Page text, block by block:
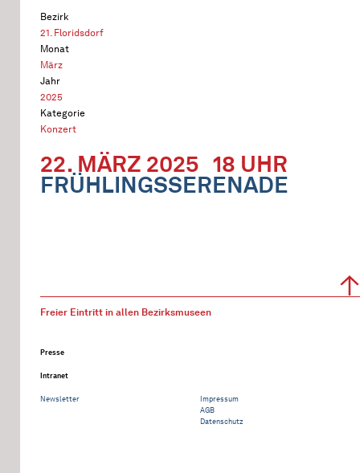
Bezirk
21. Floridsdorf
Monat
März
Jahr
2025
Kategorie
Konzert
22. MÄRZ 2025 18 UHR
FRÜHLINGSSERENADE
Freier Eintritt in allen Bezirksmuseen
Presse
Intranet
Newsletter
Impressum
AGB
Datenschutz